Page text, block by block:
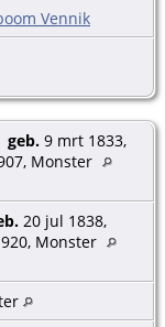
Vennik
geb. 9 mrt 1833,
Monster
20 jul 1838,
Monster